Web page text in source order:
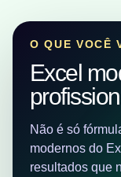
O QUE VOCÊ
Excel
Não é só
modernos do
resultados que